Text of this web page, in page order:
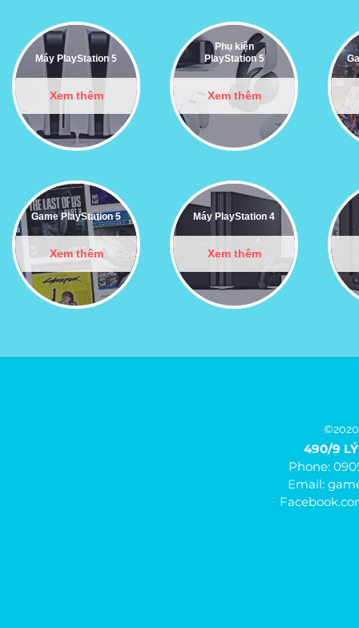
Máy PlayStation 5
Xem thêm
Game PlayStation 5
Xem thêm
Phụ kiện
PlayStation 5
Xem thêm
Máy PlayStation 4
Xem thêm
©2020
490/9 LÝ
Phone:
Email: